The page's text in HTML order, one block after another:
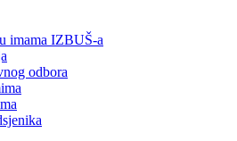
imama IZBUŠ-a
odbora